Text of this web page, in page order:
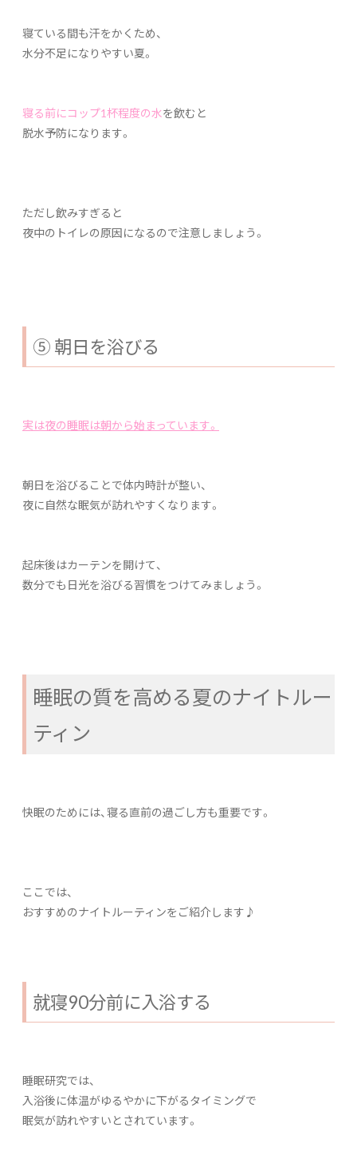
寝ている間も汗をかくため、
水分不足になりやすい夏。
寝る前にコップ1杯程度の水を飲むと
脱水予防になります。
ただし飲みすぎると
夜中のトイレの原因になるので注意しましょう。
⑤ 朝日を浴びる
実は夜の睡眠は朝から始まっています。
朝日を浴びることで体内時計が整い、
夜に自然な眠気が訪れやすくなります。
起床後はカーテンを開けて、
数分でも日光を浴びる習慣をつけてみましょう。
睡眠の質を高める夏のナイトルー
ティン
快眠のためには、寝る直前の過ごし方も重要です。
ここでは、
おすすめのナイトルーティンをご紹介します♪
就寝90分前に入浴する
睡眠研究では、
入浴後に体温がゆるやかに下がるタイミングで
眠気が訪れやすいとされています。